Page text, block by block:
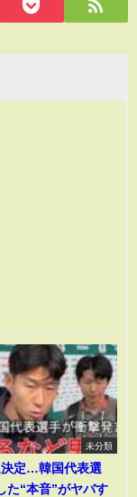
未分類
定…韓国代表選
た“本音”がヤバす